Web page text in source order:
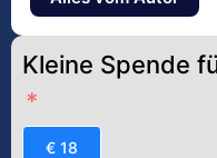
Kleine Spende
€ 18